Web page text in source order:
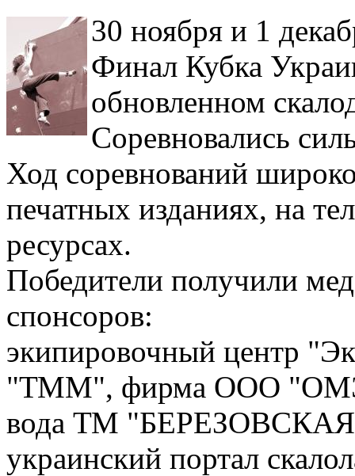
30 ноября и 1
Финал Кубка
обновленном
Соревновались
Ход соревнований
печатных изданиях, на
ресурсах.
Победители получили
спонсоров:
экипировочный центр
"ТММ", фирма ООО
вода ТМ "БЕРЕЗОВСКАЯ",
украинский портал